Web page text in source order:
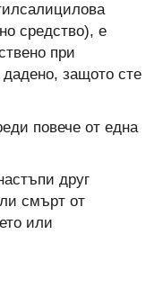
средство), е
при
защото сте
повече от една
друг
смърт от
или